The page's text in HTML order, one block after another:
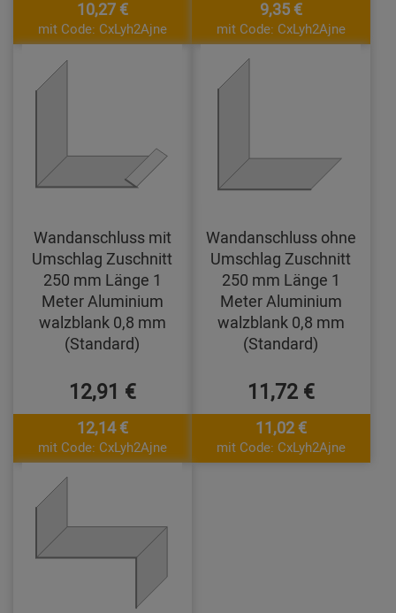
10,27 €
mit Code: CxLyh2Ajne
9,35 €
mit Code: CxLyh2Ajne
Wandanschluss mit
Umschlag Zuschnitt
250 mm Länge 1
Meter Aluminium
walzblank 0,8 mm
(Standard)
12,91 €
12,14 €
mit Code: CxLyh2Ajne
Wandanschluss ohne
Umschlag Zuschnitt
250 mm Länge 1
Meter Aluminium
walzblank 0,8 mm
(Standard)
11,72 €
11,02 €
mit Code: CxLyh2Ajne